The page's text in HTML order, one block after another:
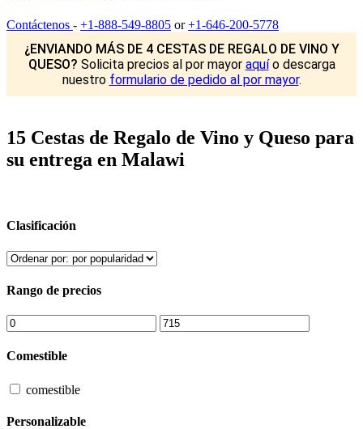
Contáctenos - +1-888-549-8805 or+1-646-200-5778
¿ENVIANDO MÁS DE 4 CESTAS DE REGALO DE VINO Y
QUESO? Solicita precios al por mayor aquío descarga
nuestro formulario de pedido al por mayor.
15 Cestas de Regalo de Vino y Queso para
su entrega en Malawi
Clasificación
Rango de precios
Comestible
comestible
Personalizable